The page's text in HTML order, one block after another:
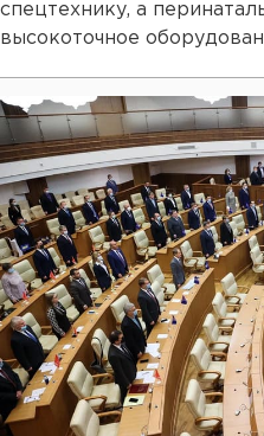
спецтехнику, а
высокоточное